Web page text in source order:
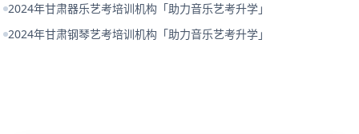
2024年甘肃器乐艺考培训机构「助力音乐艺考升学」
2024年甘肃钢琴艺考培训机构「助力音乐艺考升学」